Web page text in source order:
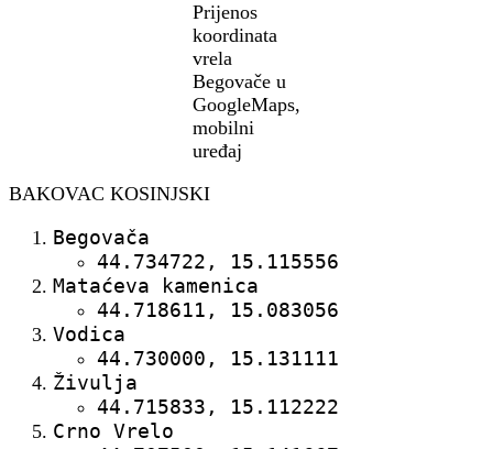
Prijenos
koordinata
vrela
Begovače u
GoogleMaps,
mobilni
uređaj
BAKOVAC KOSINJSKI
Begovača
44.734722, 15.115556
Mataćeva kamenica
44.718611, 15.083056
Vodica
44.730000, 15.131111
Živulja
44.715833, 15.112222
Crno Vrelo